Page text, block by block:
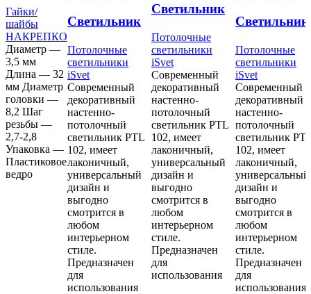
Гайки/
шайбы
НАКРЕПКО
Диаметр —
3,5 мм
Длина — 32
мм Диаметр
головки —
8,2 Шаг
резьбы —
2,7-2,8
Упаковка —
Пластиковое
ведро
Cветильник
PTL-102 18W
6K чёрный
тм «iSvet»
Потолочные
светильники
iSvet
Современный
декоративный
настенно-
потолочный
светильник PTL
102, имеет
лаконичный,
универсальный
дизайн и
выгодно
смотрится в
любом
интерьерном
стиле.
Предназначен
для
использования
Cветильник
PTL-102 24W
4K белый тм
«iSvet»
Потолочные
светильники
iSvet
Современный
декоративный
настенно-
потолочный
светильник PTL
102, имеет
лаконичный,
универсальный
дизайн и
выгодно
смотрится в
любом
интерьерном
стиле.
Предназначен
для
использования
Cветильник
PTL-102
4K чёрный
тм «iSvet»
Потолочные
светильники
iSvet
Современный
декоративный
настенно-
потолочный
светильник
102, имеет
лаконичный,
универсальный
дизайн и
выгодно
смотрится в
любом
интерьерном
стиле.
Предназначен
для
использования